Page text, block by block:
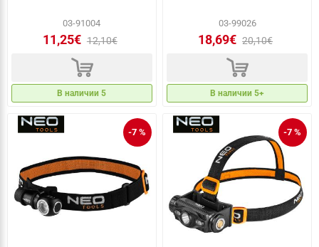
03-91004
11,25€ 12,10€
d
В наличии 5
03-99026
18,69€ 20,10€
d
В наличии 5+
-7 % -7 %